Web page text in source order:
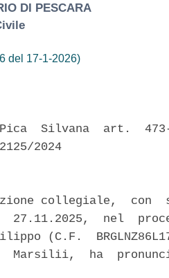
DI PESCARA
del 17-1-2026)
Silvana  art.
2024
collegiale,  con
27.11.2025,  nel
(C.F.
Marsilii,  ha